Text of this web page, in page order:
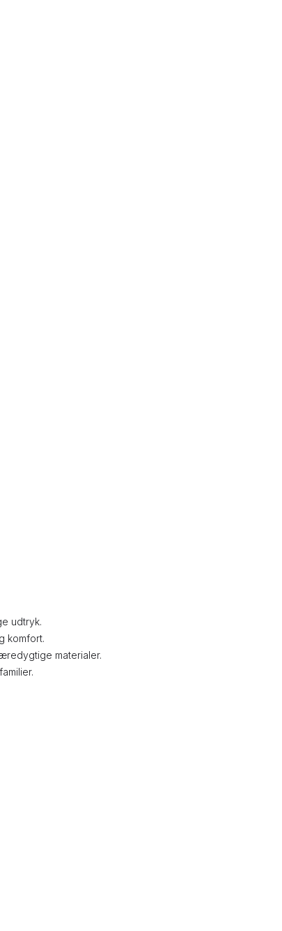
udtryk.
komfort.
materialer.